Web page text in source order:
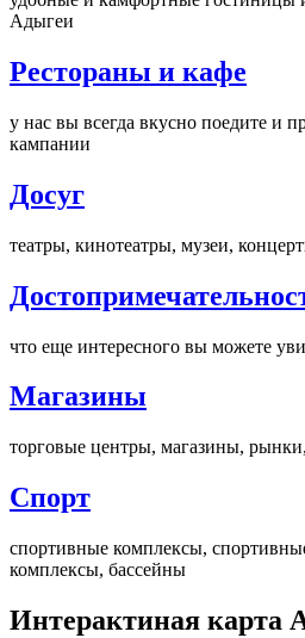
Адыгеи
Рестораны и кафе
у нас вы всегда вкусно поедите и
кампании
Досуг
театры, кинотеатры, музеи,
что еще интересного вы можете
Магазины
торговые центры, магазины,
Спорт
спортивные комплексы,
комплексы, бассейны
Интерактиная карта